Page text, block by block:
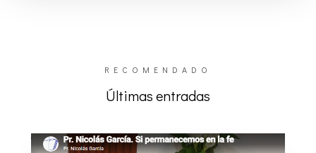
RECOMENDADO
Últimas entradas